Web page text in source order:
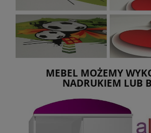
MEBEL MOŻEMY
NADRUKIEM LUB